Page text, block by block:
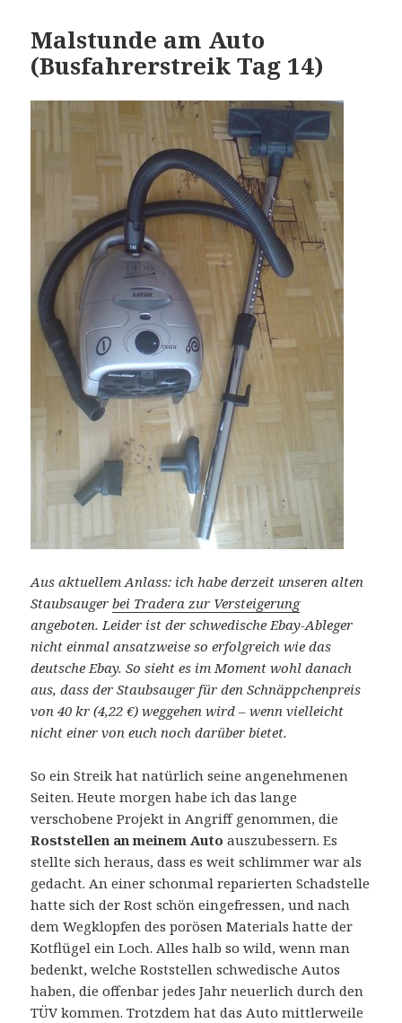
Malstunde am Auto
(Busfahrerstreik Tag 14)
Aus aktuellem Anlass: ich habe derzeit unseren alten
Staubsaugerbei Tradera zur Versteigerung
angeboten. Leider ist der schwedische Ebay-Ableger
nicht einmal ansatzweise so erfolgreich wie das
deutsche Ebay. So sieht es im Moment wohl danach
aus, dass der Staubsauger für den Schnäppchenpreis
von 40 kr (4,22 €) weggehen wird – wenn vielleicht
nicht einer von euch noch darüber bietet.
So ein Streik hat natürlich seine angenehmenen
Seiten. Heute morgen habe ich das lange
verschobene Projekt in Angriff genommen, die
Roststellen an meinem Auto auszubessern. Es
stellte sich heraus, dass es weit schlimmer war als
gedacht. An einer schonmal reparierten Schadstelle
hatte sich der Rost schön eingefressen, und nach
dem Wegklopfen des porösen Materials hatte der
Kotflügel ein Loch. Alles halb so wild, wenn man
bedenkt, welche Roststellen schwedische Autos
haben, die offenbar jedes Jahr neuerlich durch den
TÜV kommen. Trotzdem hat das Auto mittlerweile